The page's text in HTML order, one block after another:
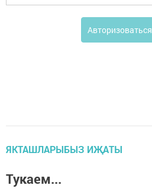
Авторизоваться
ЯКТАШЛАРЫБЫЗ ИҖАТЫ
Тукаем...